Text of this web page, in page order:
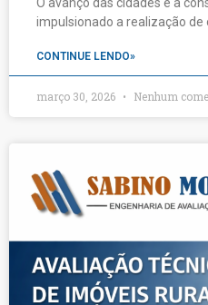
O avanço das cidades e a
impulsionado a realização de
CONTINUE LENDO»
março 30, 2026 Nenhum